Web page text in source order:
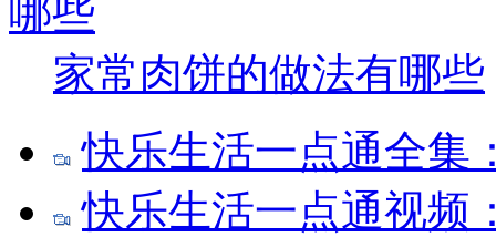
家常肉饼的做法有哪些
快乐生活一点通全集
快乐生活一点通视频